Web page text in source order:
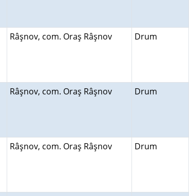
Râşnov, com. Oraş Râşnov Drum
Râşnov, com. Oraş Râşnov Drum
Râşnov, com. Oraş Râşnov Drum